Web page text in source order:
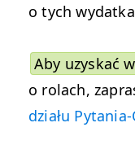
o tych
Aby uzyskać
o rolach,
dzi­ału